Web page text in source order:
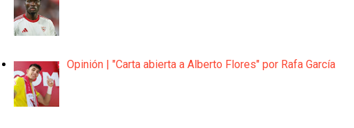
Opinión | "Carta abierta a Alberto Flores" por Rafa García